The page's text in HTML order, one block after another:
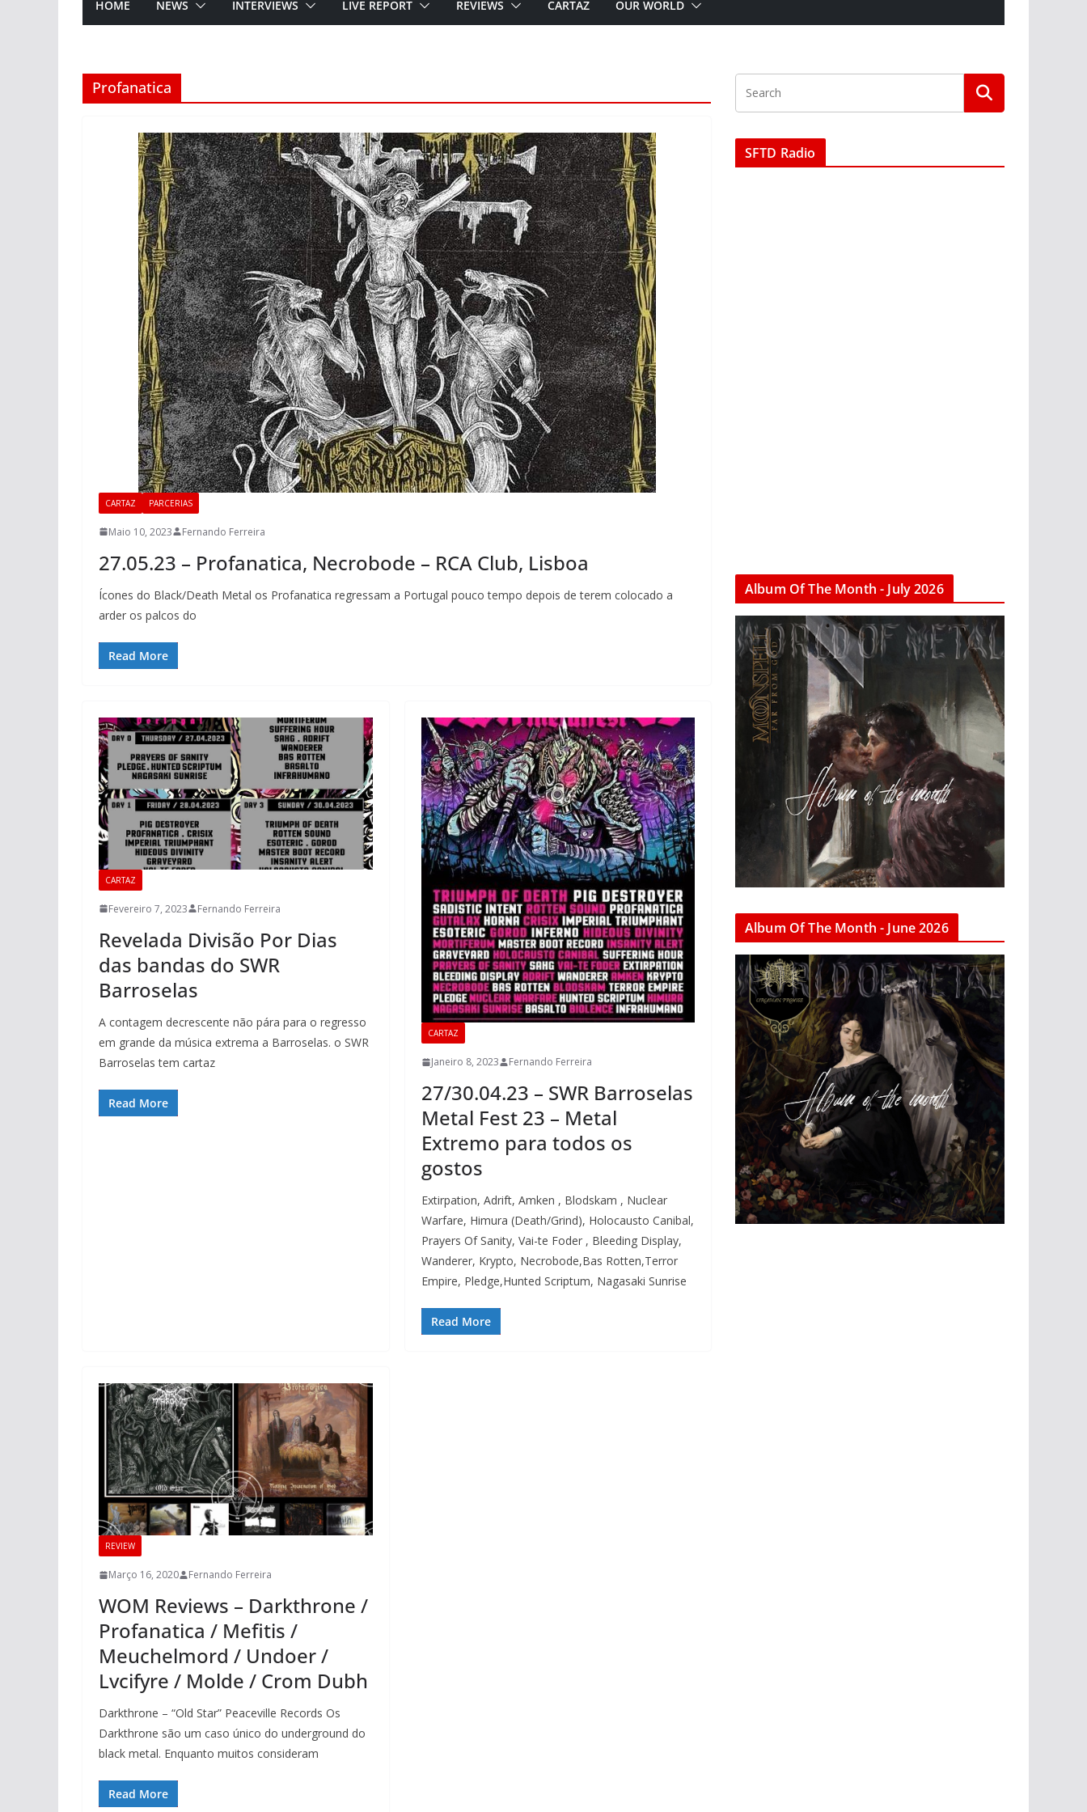
HOME NEWS INTERVIEWS LIVE REPORT REVIEWS CARTAZ OUR WORLD
Profanatica
CARTAZ PARCERIAS
Maio 10, 2023 Fernando Ferreira
27.05.23 – Profanatica, Necrobode – RCA Club, Lisboa
Ícones do Black/Death Metal os Profanatica regressam a Portugal pouco tempo depois de terem colocado a
arder os palcos do
Read More
CARTAZ
Fevereiro 7, 2023 Fernando Ferreira
Revelada Divisão Por Dias
das bandas do SWR
Barroselas
A contagem decrescente não pára para o regresso
em grande da música extrema a Barroselas. o SWR
Barroselas tem cartaz
Read More
CARTAZ
Janeiro 8, 2023 Fernando Ferreira
27/30.04.23 – SWR Barroselas
Metal Fest 23 – Metal
Extremo para todos os
gostos
Extirpation, Adrift, Amken , Blodskam , Nuclear
Warfare, Himura (Death/Grind), Holocausto Canibal,
Prayers Of Sanity, Vai-te Foder , Bleeding Display,
Wanderer, Krypto, Necrobode,Bas Rotten,Terror
Empire, Pledge,Hunted Scriptum, Nagasaki Sunrise
Read More
REVIEW
Março 16, 2020 Fernando Ferreira
WOM Reviews – Darkthrone /
Profanatica / Mefitis /
Meuchelmord / Undoer /
Lvcifyre / Molde / Crom Dubh
Darkthrone – “Old Star” Peaceville Records Os
Darkthrone são um caso único do underground do
black metal. Enquanto muitos consideram
Read More
SFTD Radio
Album Of The Month - July 2026
Album Of The Month - June 2026